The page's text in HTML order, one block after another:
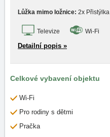
Lůžka mimo ložnice: 2x Přistýlka
Televize Wi-Fi
Detailní popis »
Celkové vybavení objektu
Wi-Fi
Pro rodiny s dětmi
Pračka